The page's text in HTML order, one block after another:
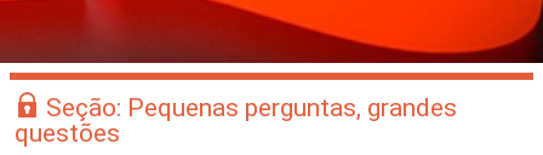
Seção: Pequenas perguntas, grandes
questões